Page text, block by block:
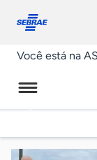
conosco
Você está na